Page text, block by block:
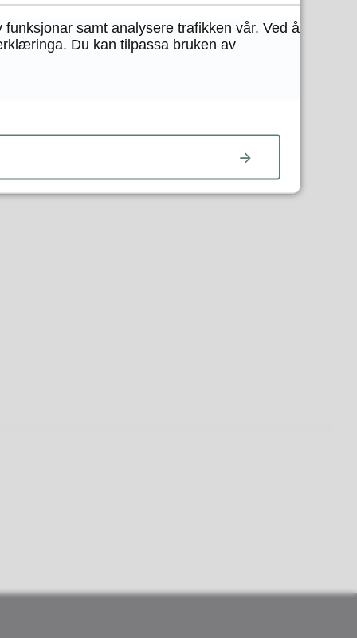
samt analysere trafikken vår. Ved å
Du kan tilpassa bruken av